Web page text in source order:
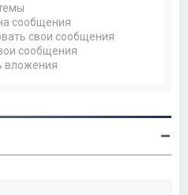
сообщения
свои сообщения
сообщения
вложения